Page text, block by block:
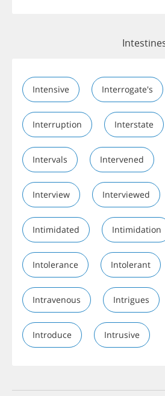
Intensive Interrogate's
Interruption Interstate
Intervals Intervened
Interview Interviewed
Intimidated Intimidation
Intolerance Intolerant
Intravenous Intrigues
Introduce Intrusive